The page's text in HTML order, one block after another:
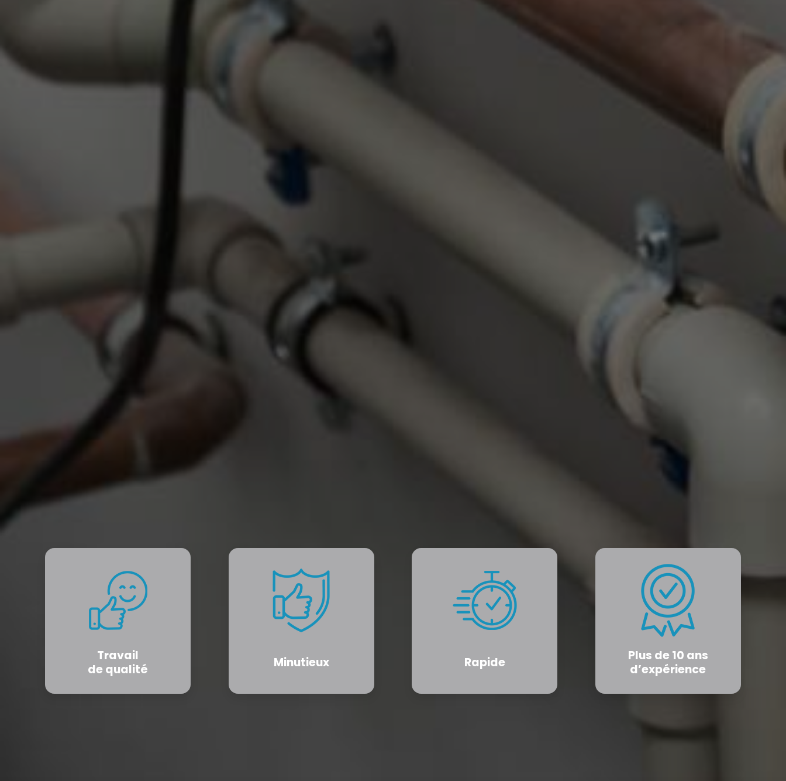
Travail
de qualité
Minutieux Rapide
Plus de 10 ans
d’expérience